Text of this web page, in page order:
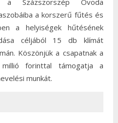
a korszerű fűtés és
a helyiségek hűtésének
céljából 15 db klímát
Köszönjük a csapatnak a
forinttal támogatja a
munkát.